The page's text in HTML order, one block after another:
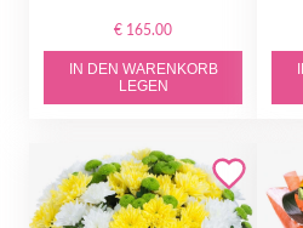
€ 165.00
IN DEN WARENKORB
LEGEN